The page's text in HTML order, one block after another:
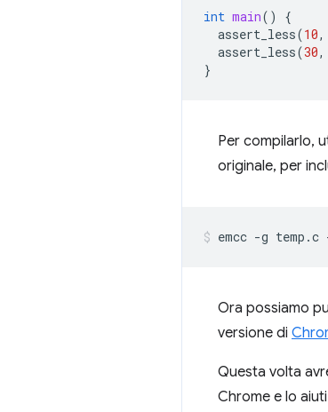
int main()
{
assert_less(10,
assert_less(30,
}
Per compilarlo,
originale, per
Ora possiamo
versione di
Questa volta
Chrome e lo